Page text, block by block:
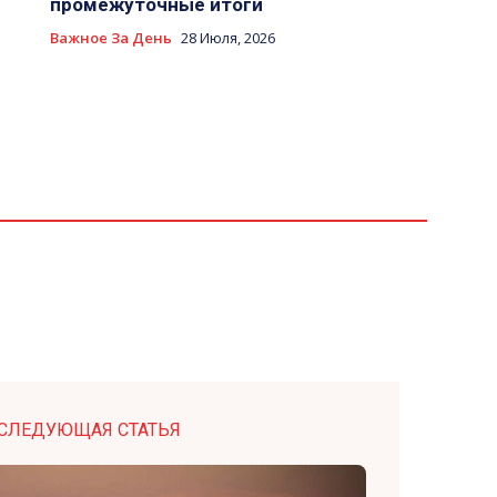
промежуточные итоги
Важное За День 28 Июля, 2026
СТАТЬЯ